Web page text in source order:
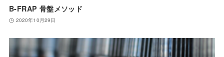
B-FRAP 骨盤メソッド
2020年10月29日